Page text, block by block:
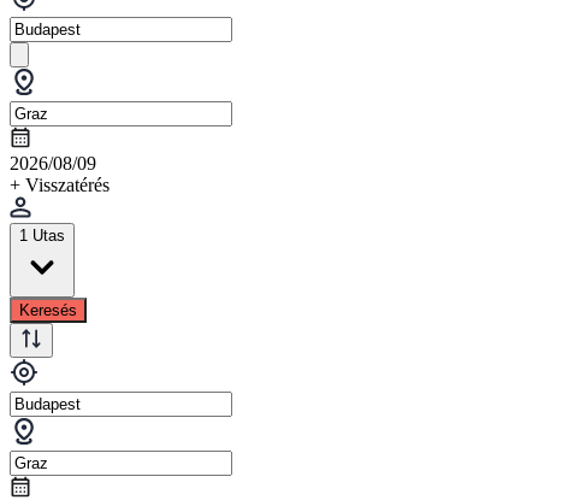
2026/08/09
+ Visszatérés
1 Utas
Keresés